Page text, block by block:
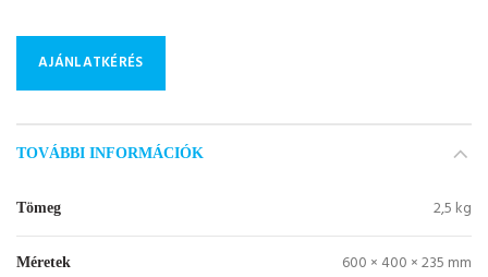
AJÁNLATKÉRÉS
TOVÁBBI INFORMÁCIÓK
Tömeg 2,5 kg
Méretek 600 × 400 × 235 mm